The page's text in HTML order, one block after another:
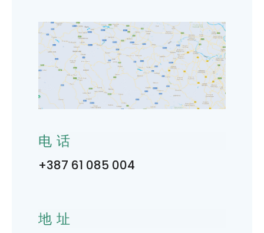
电话
+387 61 085 004
地址